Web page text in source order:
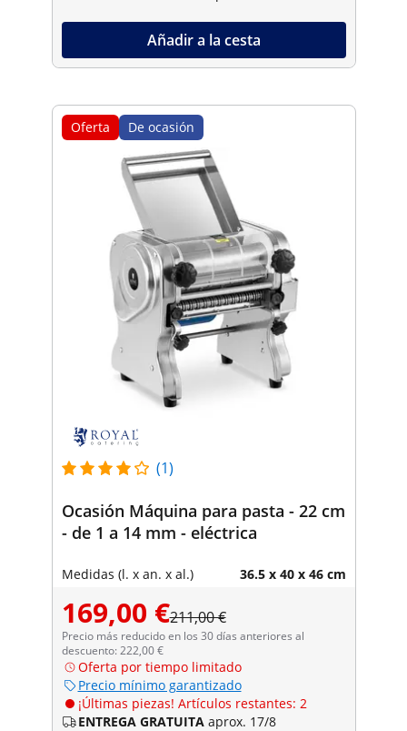
Añadir a la cesta
Oferta De ocasión
(1)
Ocasión Máquina para pasta - 22 cm
- de 1 a 14 mm - eléctrica
Medidas (l. x an. x al.) 36.5 x 40 x 46 cm
169,00 €211,00 €
Precio más reducido en los 30 días anteriores al
descuento: 222,00 €
Oferta por tiempo limitado
Precio mínimo garantizado
¡Últimas piezas! Artículos restantes: 2
ENTREGA GRATUITA aprox. 17/8